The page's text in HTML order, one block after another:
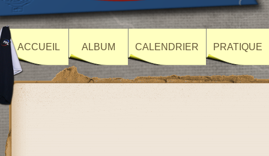
ACCUEIL ALBUM CALENDRIER PRATIQUE